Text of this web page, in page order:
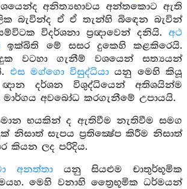
අනිත්‍යභාවය අන්තකොට ඇති
බැවින්ද ඒ ඒ තැන්හි බිඳෙන බැවින්
විදර්ශනා ප්‍රඥාවෙන් දනියි. අථ
ඉක්බිති මේ සසර දුකෙහි කළකිරෙයි.
වටහා ගැනීම් වශයෙන් සත්‍යයන්
එස මග්ගො විසුද්ධියා යනු මෙහි කියූ
ඥාන දර්ශන විශුද්ධියෙන් අතිශයින්ම
අවබෝධ කරගැනීමේ උපායයි.
භයකින් ද ඇතිවීම නැතිවීම සමග
නිසාත් සැපය ප්‍රතික්‍ෂේප කිරීම නිසාත්
කියන ලද පරිදිය.
අනත්තායනු සියළුම චාතුර්භූමික
මෙහි වනාහි ත්‍රෛභූමික ධර්මයන්